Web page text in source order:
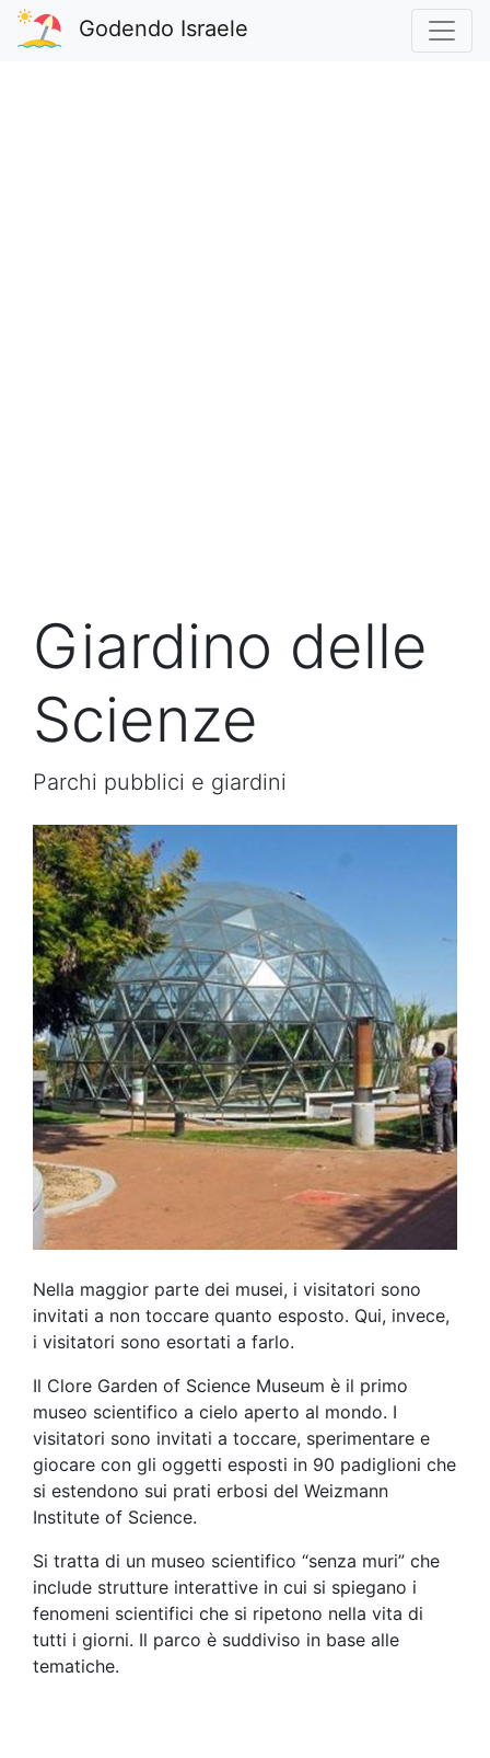
Godendo Israele
Giardino delle
Scienze
Parchi pubblici e giardini
Nella maggior parte dei musei, i visitatori sono
invitati a non toccare quanto esposto. Qui, invece,
i visitatori sono esortati a farlo.
Il Clore Garden of Science Museum è il primo
museo scientifico a cielo aperto al mondo. I
visitatori sono invitati a toccare, sperimentare e
giocare con gli oggetti esposti in 90 padiglioni che
si estendono sui prati erbosi del Weizmann
Institute of Science.
Si tratta di un museo scientifico “senza muri” che
include strutture interattive in cui si spiegano i
fenomeni scientifici che si ripetono nella vita di
tutti i giorni. Il parco è suddiviso in base alle
tematiche.